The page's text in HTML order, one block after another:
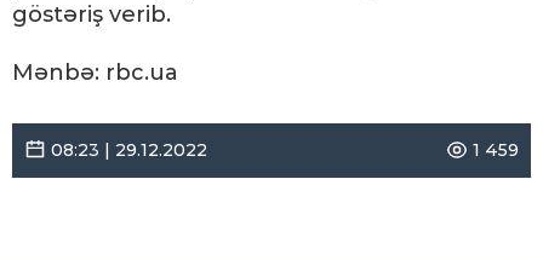
göstəriş verib.
Mənbə: rbc.ua
08:23 | 29.12.2022 1 459